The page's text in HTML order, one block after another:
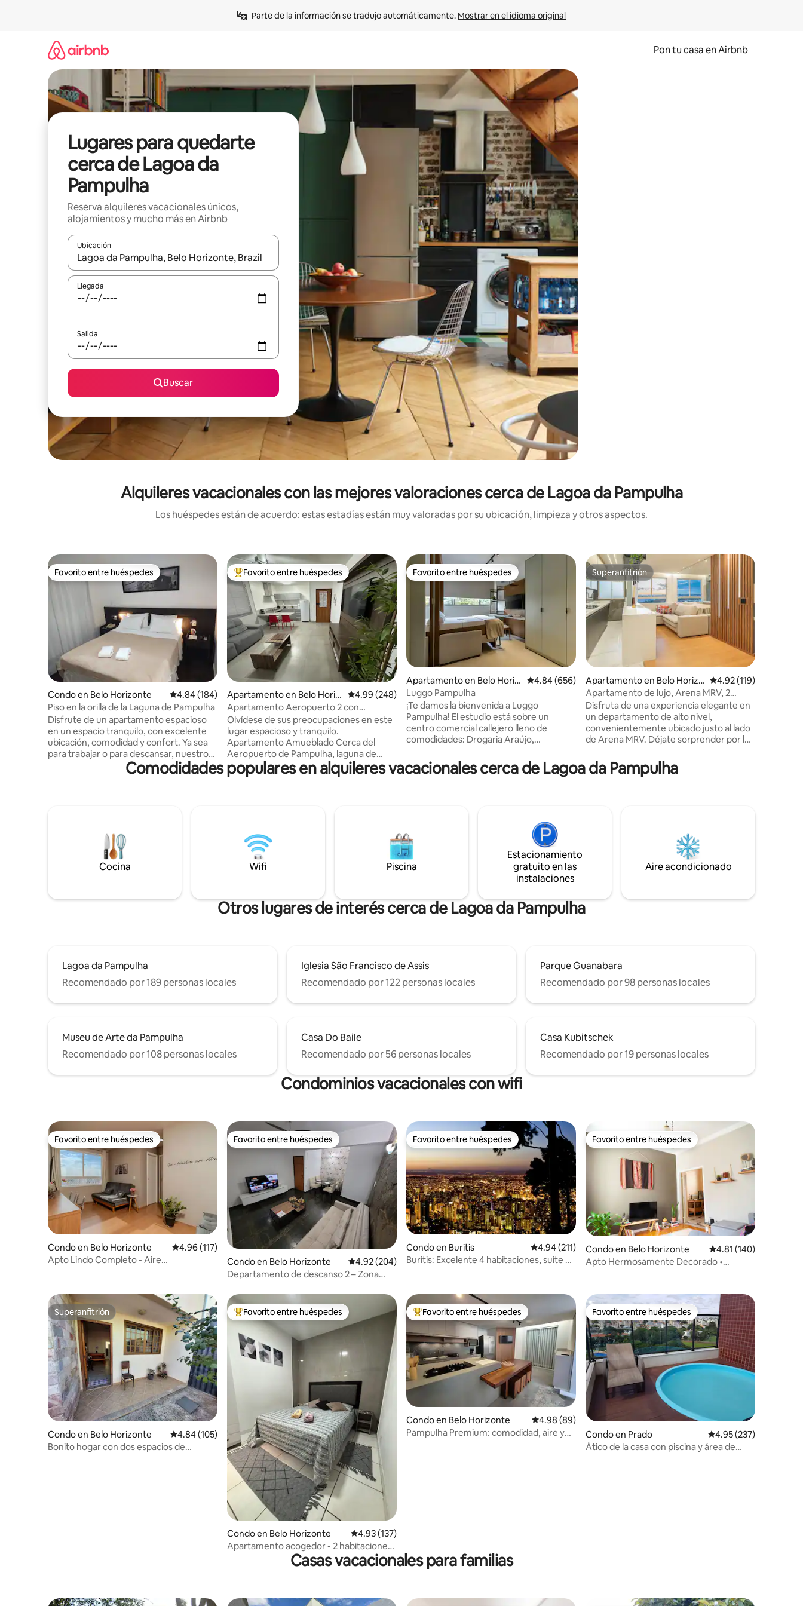
Parte de la información se tradujo automáticamente. Mostrar en el idioma original
Pon tu casa en Airbnb
Lugares para quedarte
cerca de Lagoa da
Pampulha
Reserva alquileres vacacionales únicos,
alojamientos y mucho más en Airbnb
Ubicación
Cuando los resultados estén disponibles, navega con las teclas de flecha hacia arriba y hacia abajo o explora con el tacto o desliza el dedo.
Llegada
Salida
Buscar
Alquileres vacacionales con las mejores valoraciones cerca de Lagoa da Pampulha
Los huéspedes están de acuerdo: estas estadías están muy valoradas por su ubicación, limpieza y otros aspectos.
Favorito entre huéspedes
Favorito entre huéspedes
Condo en Belo Horizonte Calificación promedio: 4.84 de 5, 184 reseñas
4.84 (184)
Piso en la orilla de la Laguna de Pampulha
Disfrute de un apartamento espacioso
en un espacio tranquilo, con excelente
ubicación, comodidad y confort. Ya sea
para trabajar o para descansar, nuestro
apartamento te brindará la mejor
experiencia posible. Apartamento 217, en
Clube. Es muy ventilado pero sin balcón.
El piso está cerca del Estadio Mineirão,
Igreja da Pampulha, Casa do Baile y
muchos otros puntos de interés de la
Favorito entre huéspedes preferido
Favorito entre huéspedes
Apartamento en Belo Horiz
onte
Calificación promedio: 4.99 de 5, 248 reseñas
4.99 (248)
Apartamento Aeropuerto 2 con
estacionamiento y Wi-Fi
Olvídese de sus preocupaciones en este
lugar espacioso y tranquilo.
Apartamento Amueblado Cerca del
Aeropuerto de Pampulha, laguna de
Pampulha, Mineirão, Drogaria Araújo,
supermercado BH y Verdemar,
de cama completa) - 1 baño (2 toallas de
baño, 1 toalla de cara) - Cocina americana
(combinada con la sala de estar) Para uso
de los huéspedes - Lavandería
Favorito entre huéspedes
Favorito entre huéspedes
Apartamento en Belo Horiz
onte
Calificación promedio: 4.84 de 5, 656 reseñas
4.84 (656)
Luggo Pampulha
¡Te damos la bienvenida a Luggo
Pampulha! El estudio está sobre un
centro comercial callejero lleno de
comodidades: Drogaria Araújo,
y más. Alójate aquí y disfruta de la Av
Fleming, una carretera vibrante con
apertura suave y de prueba, durante
este tiempo es posible que algunas
instalaciones estén disponibles de forma
limitada, por lo que ofrecemos una tarifa
promocional.
Superanfitrión
Superanfitrión
Apartamento en Belo Horizo
nte
Calificación promedio:
4.92 (119)
Apartamento de lujo, Arena MRV, 2
dormitorios
Disfruta de una experiencia elegante en
un departamento de alto nivel,
convenientemente ubicado justo al lado
de Arena MRV. Déjate sorprender por la
desde todas las ventanas, y lo mejor de
todo, puedes caminar hasta Arena MRV
compartida OMO, lo que garantiza la
comodidad y la comodidad durante tu
Comodidades populares en alquileres vacacionales cerca de Lagoa da Pampulha
Cocina Wifi Piscina
Estacionamiento
gratuito en las
instalaciones
Aire acondicionado
Otros lugares de interés cerca de Lagoa da Pampulha
Lagoa da Pampulha
Recomendado por 189 personas locales
Iglesia São Francisco de Assis
Recomendado por 122 personas locales
Parque Guanabara
Recomendado por 98 personas locales
Museu de Arte da Pampulha
Recomendado por 108 personas locales
Casa Do Baile
Recomendado por 56 personas locales
Casa Kubitschek
Recomendado por 19 personas locales
Condominios vacacionales con wifi
Favorito entre huéspedes
Favorito entre huéspedes
Condo en Belo Horizonte Calificación promedio: 4.96 de 5, 117 reseñas
4.96 (117)
Apto Lindo Completo - Aire
Favorito entre huéspedes
Favorito entre huéspedes
Condo en Belo Horizonte Calificación promedio: 4.92 de 5, 204 reseñas
4.92 (204)
Departamento de descanso 2 – Zona
Favorito entre huéspedes
Favorito entre huéspedes
Condo en Buritis Calificación promedio: 4.94 de 5, 211 reseñas
4.94 (211)
Buritis: Excelente 4 habitaciones, suite y
Favorito entre huéspedes
Favorito entre huéspedes
Condo en Belo Horizonte Calificación promedio:
4.81 (140)
Apto Hermosamente Decorado •
Superanfitrión
Superanfitrión
Condo en Belo Horizonte Calificación promedio: 4.84 de 5, 105 reseñas
4.84 (105)
Bonito hogar con dos espacios de
Favorito entre huéspedes preferido
Favorito entre huéspedes
Condo en Belo Horizonte Calificación promedio: 4.93 de 5, 137 reseñas
4.93 (137)
Apartamento acogedor - 2 habitaciones
en el corazón de B.H.
Favorito entre huéspedes preferido
Favorito entre huéspedes
Condo en Belo Horizonte Calificación promedio: 4.98 de 5, 89 reseñas
4.98 (89)
Pampulha Premium: comodidad, aire y
Favorito entre huéspedes
Favorito entre huéspedes
Condo en Prado Calificación promedio:
4.95 (237)
Ático de la casa con piscina y área de
Casas vacacionales para familias